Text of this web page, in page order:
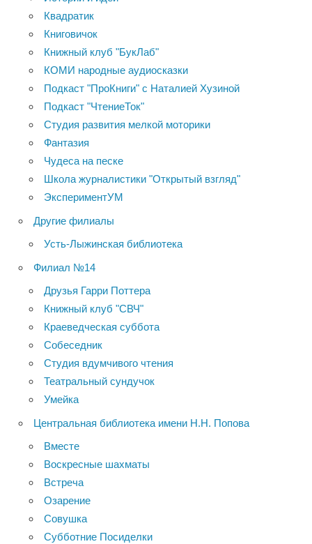
Квадратик
Книговичок
Книжный клуб "БукЛаб"
КОМИ народные аудиосказки
Подкаст "ПроКниги" с Наталией Хузиной
Подкаст "ЧтениеТок"
Студия развития мелкой моторики
Фантазия
Чудеса на песке
Школа журналистики "Открытый взгляд"
ЭкспериментУМ
Другие филиалы
Усть-Лыжинская библиотека
Филиал №14
Друзья Гарри Поттера
Книжный клуб "СВЧ"
Краеведческая суббота
Собеседник
Студия вдумчивого чтения
Театральный сундучок
Умейка
Центральная библиотека имени Н.Н. Попова
Вместе
Воскресные шахматы
Встреча
Озарение
Совушка
Субботние Посиделки